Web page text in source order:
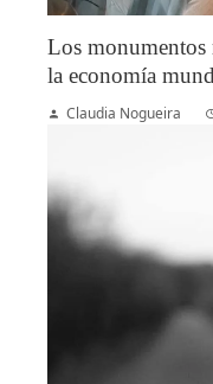
Los monumentos
la economía
Claudia Nogueira